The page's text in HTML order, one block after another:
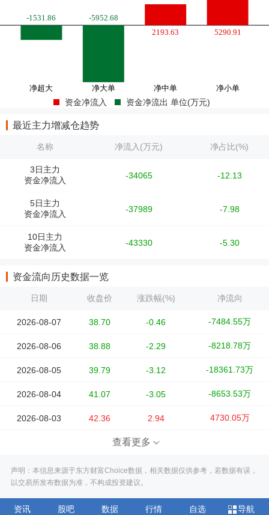
资金净流入 资金净流出 单位(万元)
最近主力增减仓趋势
名称 净流入(万元) 净占比(%)
3日主力
资金净流入
-34065 -12.13
5日主力
资金净流入
-37989 -7.98
10日主力
资金净流入
-43330 -5.30
资金流向历史数据一览
日期 收盘价 涨跌幅(%) 净流向
2026-08-07 38.70 -0.46 -7484.55万
2026-08-06 38.88 -2.29 -8218.78万
2026-08-05 39.79 -3.12 -18361.73万
2026-08-04 41.07 -3.05 -8653.53万
2026-08-03 42.36 2.94 4730.05万
查看更多
声明：本信息来源于东方财富Choice数据，相关数据仅供参考，若数据有误，
以交易所发布数据为准，不构成投资建议。
资讯 股吧 数据 行情 自选 导航